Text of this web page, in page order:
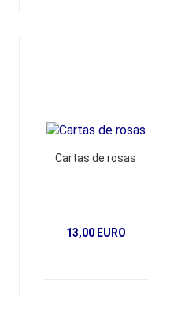
Cartas de rosas
13,00 EURO